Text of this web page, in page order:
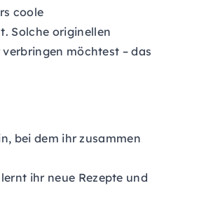
coole
Solche originellen
möchtest – das
bei dem ihr zusammen
ihr neue Rezepte und